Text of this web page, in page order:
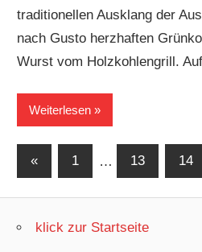
traditionellen Ausklang der
nach Gusto herzhaften
Wurst vom Holzkohlengrill.
Weiterlesen
Beiträge
«Vorherige
1 … 13 14
klick zur Startseite